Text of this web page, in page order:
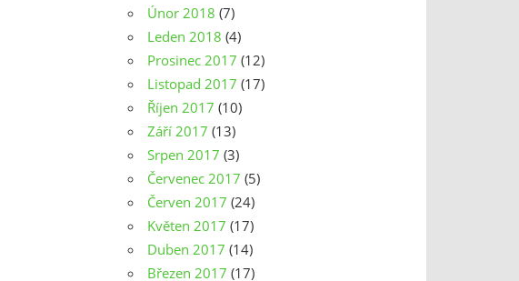
Únor 2018 (7)
Leden 2018 (4)
Prosinec 2017 (12)
Listopad 2017 (17)
Říjen 2017 (10)
Září 2017 (13)
Srpen 2017 (3)
Červenec 2017 (5)
Červen 2017 (24)
Květen 2017 (17)
Duben 2017 (14)
Březen 2017 (17)